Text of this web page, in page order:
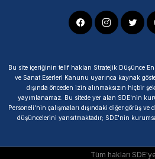
Bu site içeriğinin telif hakları Stratejik Düşünce
ve Sanat Eserleri Kanunu uyarınca kaynak
dışında önceden izin alınmaksızın hiçbir
yayımlanamaz. Bu sitede yer alan SDE'nin
Personeli'nin çalışmaları dışındaki diğer görüş ve
düşüncelerini yansıtmaktadır; SDE'nin
Tüm hakları